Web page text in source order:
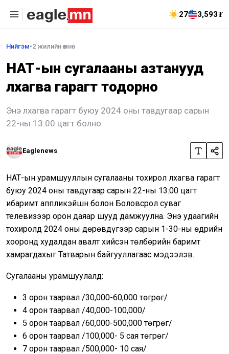
27 3,593₮
Нийгэм•2 жилийн өмнө
НӨАТ-ын сугалааны азтанууд
лхагва гарагт тодорно
Энэ лхагва гарагт буюу 2024 оны тавдугаар сарын
22-ны 13:00 цагт болно
Eaglenews
НӨАТ-ын урамшууллын сугалааны тохирол лхагва гарагт
буюу 2024 оны тавдугаар сарын 22-ны 13:00 цагт
ибаримт аппликэйшн болон Боловсрол суваг
телевизээр орон даяар шууд дамжуулна. Энэ удаагийн
тохиролд 2024 оны дөрөвдүгээр сарын 1-30-ны өдрийн
хооронд худалдан авалт хийсэн төлбөрийн баримт
хамрагдахыг Татварын байгууллагаас мэдээлэв.
Сугалааны урамшуулалд:
3 орон таарвал /30,000-60,000 төгрөг/
4 орон таарвал /40,000-100,000/
5 орон таарвал /60,000-500,000 төгрөг/
6 орон таарвал /100,000- 5 сая төгрөг/
7 орон таарвал /500,000- 10 сая/